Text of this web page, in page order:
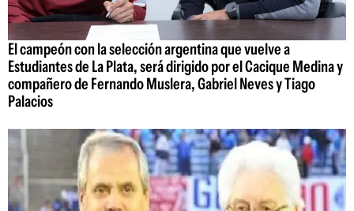
El campeón con la selección argentina que vuelve a
Estudiantes de La Plata, será dirigido por el Cacique Medina y
compañero de Fernando Muslera, Gabriel Neves y Tiago
Palacios